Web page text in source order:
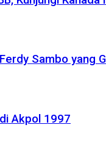
Sambo yang
Akpol 1997